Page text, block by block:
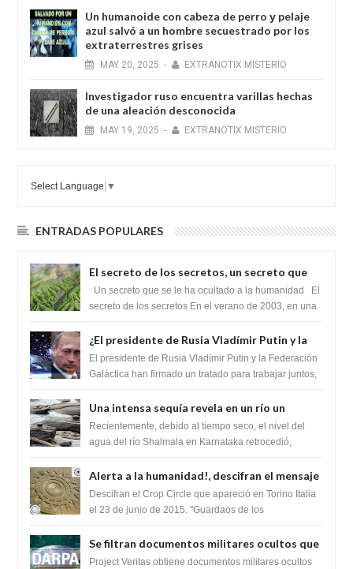
Un humanoide con cabeza de perro у pelaje
azul salvó a un hombre secuestrado por los
extraterrestres grises
MAY 20, 2025 - EXTRANOTIX MISTERIO
Investigador ruso encuentra varillas hechas
de una aleación desconocida
MAY 19, 2025 - EXTRANOTIX MISTERIO
Select Language ▼
ENTRADAS POPULARES
El secreto de los secretos, un secreto que
cambiaría por completo el destino de la
humanidad
Un secreto que se le ha ocultado a la humanidad El
secreto de los secretos En el verano de 2003, en una
¿El presidente de Rusia Vladímir Putin y la
Federación Galactica han firmado un
tratado para acabar con los Sionistas?
El presidente de Rusia Vladímir Putin y la Federación
Galáctica han firmado un tratado para trabajar juntos,
Una intensa sequía revela en un río un
impresionante hallazgo de miles de Shiva
Lingas
Recientemente, debido al tiempo seco, el nivel del
agua del río Shalmala en Karnataka retrocedió,
Alerta a la humanidad!, descifran el mensaje
del Crop Circle de Torino ,Italia
Descifran el Crop Circle que apareció en Torino Italia
el 23 de junio de 2015. "Guardaos de los
Se filtran documentos militares ocultos que
muestran la intención de los NIH de crear el
Project Veritas obtiene documentos militares ocultos